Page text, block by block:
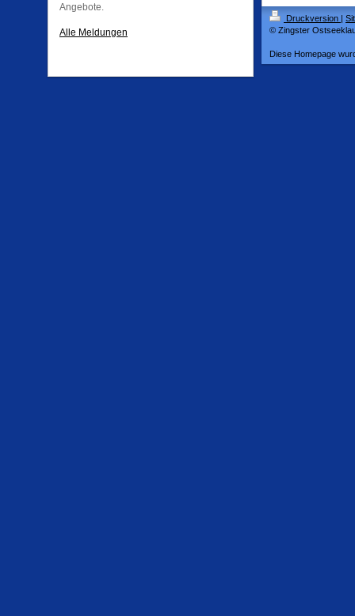
Angebote.
Alle Meldungen
Druckversion |
© Zingster
Diese Homepage